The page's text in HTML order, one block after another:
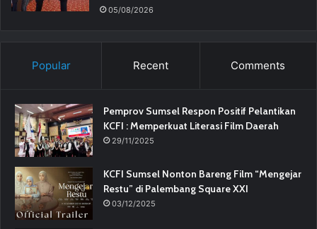
05/08/2026
Popular Recent Comments
Pemprov Sumsel Respon Positif Pelantikan
KCFI : Memperkuat Literasi Film Daerah
29/11/2025
KCFI Sumsel Nonton Bareng Film “Mengejar
Restu” di Palembang Square XXI
03/12/2025